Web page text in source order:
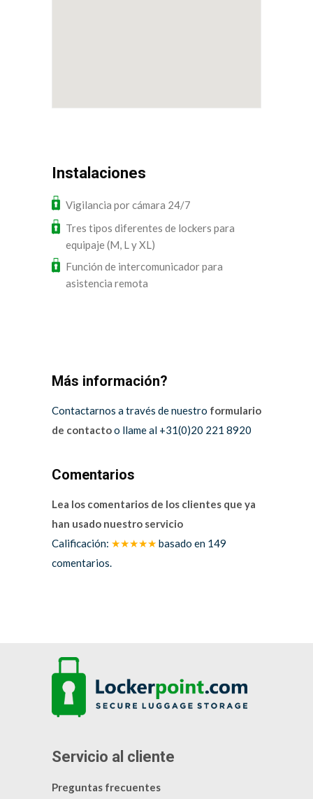
Instalaciones
Vigilancia por cámara 24/7
Tres tipos diferentes de lockers para
equipaje (M, L y XL)
Función de intercomunicador para
asistencia remota
Más información?
Contactarnos a través de nuestro formulario
de contactoo llame al +31(0)20 221 8920
Comentarios
Lea los comentarios de los clientes que ya
han usado nuestro servicio
Calificación: ★★★★★ basado en 149
comentarios.
Servicio al cliente
Preguntas frecuentes